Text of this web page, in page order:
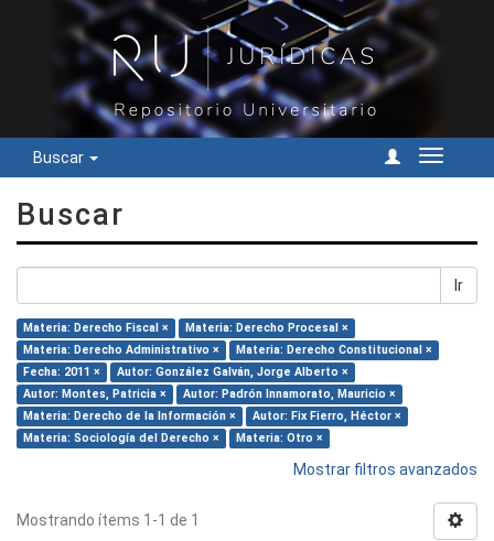
Buscar
Cambiar
Buscar
Ir
Materia: Derecho Fiscal ×
Materia: Derecho Procesal ×
Materia: Derecho Administrativo ×
Materia: Derecho Constitucional ×
Fecha: 2011 ×
Autor: González Galván, Jorge Alberto ×
Autor: Montes, Patricia ×
Autor: Padrón Innamorato, Mauricio ×
Materia: Derecho de la Información ×
Autor: Fix Fierro, Héctor ×
Materia: Sociología del Derecho ×
Materia: Otro ×
Mostrar filtros avanzados
Mostrando ítems 1-1 de 1